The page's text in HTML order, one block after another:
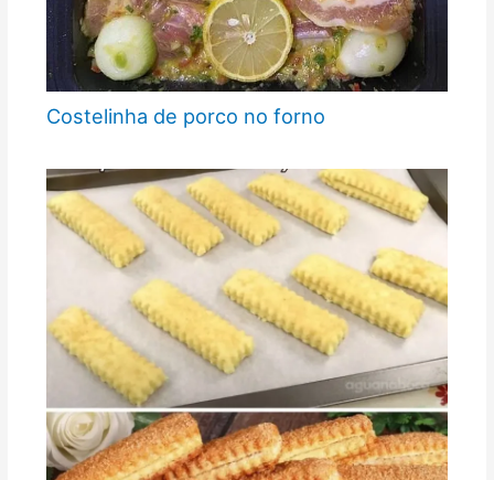
Costelinha de porco no forno